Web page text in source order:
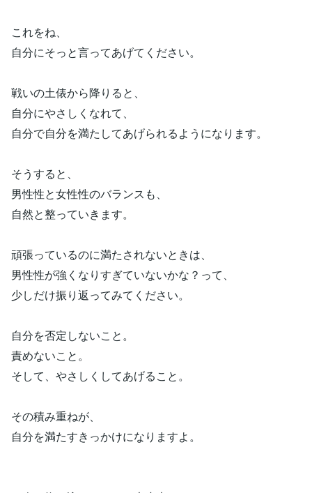
これをね、
自分にそっと言ってあげてください。
戦いの土俵から降りると、
自分にやさしくなれて、
自分で自分を満たしてあげられるようになります。
そうすると、
男性性と女性性のバランスも、
自然と整っていきます。
頑張っているのに満たされないときは、
男性性が強くなりすぎていないかな？って、
少しだけ振り返ってみてください。
自分を否定しないこと。
責めないこと。
そして、やさしくしてあげること。
その積み重ねが、
自分を満たすきっかけになりますよ。